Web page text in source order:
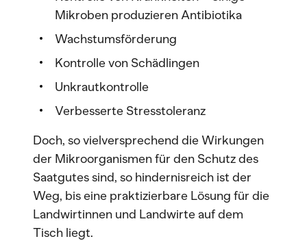
Mikroben produzieren Antibiotika
Wachstumsförderung
Kontrolle von Schädlingen
Unkrautkontrolle
Verbesserte Stresstoleranz
Doch, so vielversprechend die Wirkungen
der Mikroorganismen für den Schutz des
Saatgutes sind, so hindernisreich ist der
Weg, bis eine praktizierbare Lösung für die
Landwirtinnen und Landwirte auf dem
Tisch liegt.